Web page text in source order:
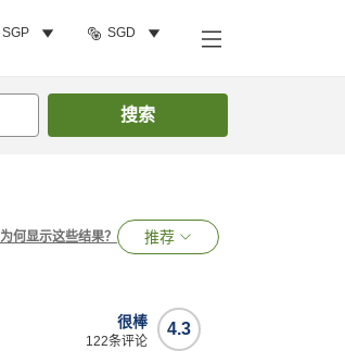
SGP SGD
搜索
为何显示这些结果？ 推荐
4.3
很棒
122条评论